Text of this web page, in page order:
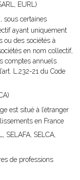
EURL)
sous certaines
ayant uniquement
ou des sociétés à
en nom collectif,
comptes annuels
L.232-21 du Code
est situé à l’étranger
en France
SELAFA, SELCA,
de professions